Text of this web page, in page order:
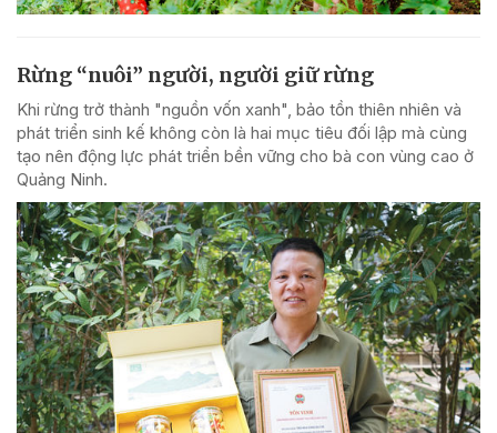
Rừng “nuôi” người, người giữ rừng
Khi rừng trở thành "nguồn vốn xanh", bảo tồn thiên nhiên và
phát triển sinh kế không còn là hai mục tiêu đối lập mà cùng
tạo nên động lực phát triển bền vững cho bà con vùng cao ở
Quảng Ninh.